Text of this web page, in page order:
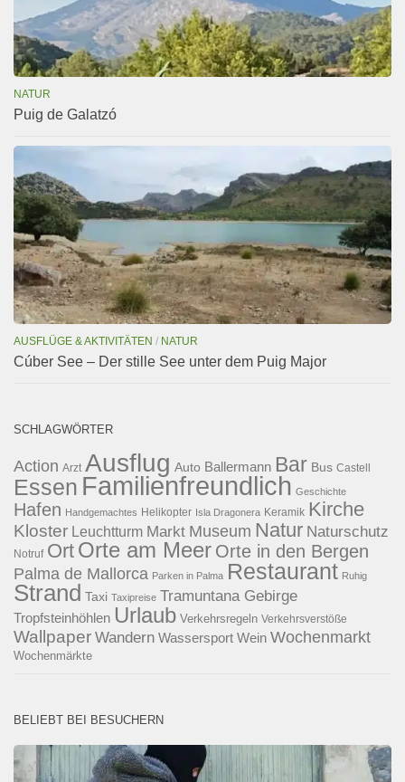
NATUR
Puig de Galatzó
AUSFLÜGE & AKTIVITÄTEN / NATUR
Cúber See – Der stille See unter dem Puig Major
SCHLAGWÖRTER
Action Arzt Ausflug Auto Ballermann Bar Bus Castell
Essen Familienfreundlich Geschichte
Hafen Handgemachtes Helikopter Isla Dragonera Keramik Kirche
Kloster Leuchtturm Markt Museum Natur Naturschutz
Notruf Ort Orte am Meer Orte in den Bergen
Palma de Mallorca Parken in Palma Restaurant Ruhig
Strand Taxi Taxipreise Tramuntana Gebirge
Tropfsteinhöhlen Urlaub Verkehrsregeln Verkehrsverstöße
Wallpaper Wandern Wassersport Wein Wochenmarkt
Wochenmärkte
BELIEBT BEI BESUCHERN